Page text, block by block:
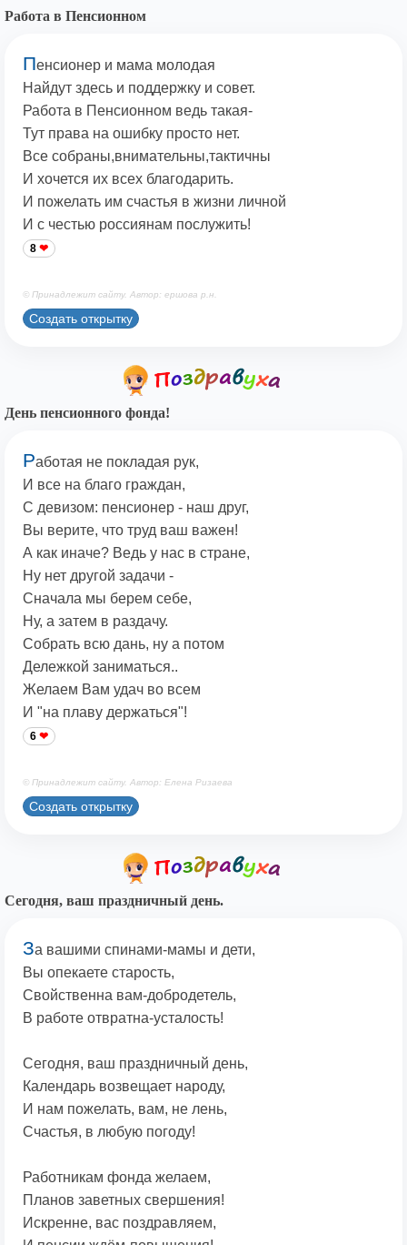
Работа в Пенсионном
Пенсионер и мама молодая
Найдут здесь и поддержку и совет.
Работа в Пенсионном ведь такая-
Тут права на ошибку просто нет.
Все собраны,внимательны,тактичны
И хочется их всех благодарить.
И пожелать им счастья в жизни личной
И с честью россиянам послужить!
8
© Принадлежит сайту. Автор: ершова р.н.
Создать открытку
День пенсионного фонда!
Работая не покладая рук,
И все на благо граждан,
С девизом: пенсионер - наш друг,
Вы верите, что труд ваш важен!
А как иначе? Ведь у нас в стране,
Ну нет другой задачи -
Сначала мы берем себе,
Ну, а затем в раздачу.
Собрать всю дань, ну а потом
Дележкой заниматься..
Желаем Вам удач во всем
И "на плаву держаться"!
6
© Принадлежит сайту. Автор: Елена Ризаева
Создать открытку
Сегодня, ваш праздничный день.
За вашими спинами-мамы и дети,
Вы опекаете старость,
Свойственна вам-добродетель,
В работе отвратна-усталость!
Сегодня, ваш праздничный день,
Календарь возвещает народу,
И нам пожелать, вам, не лень,
Счастья, в любую погоду!
Работникам фонда желаем,
Планов заветных свершения!
Искренне, вас поздравляем,